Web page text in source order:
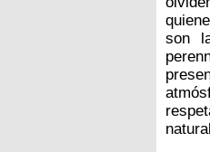
son